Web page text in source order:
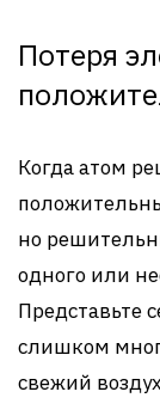
Потеря
Когда атом
но
одного или
Представьте
слишком
свежий